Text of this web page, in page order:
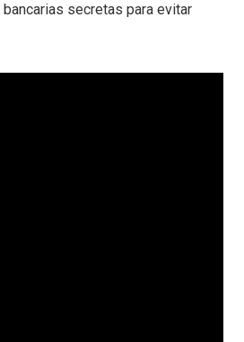
secretas para evitar